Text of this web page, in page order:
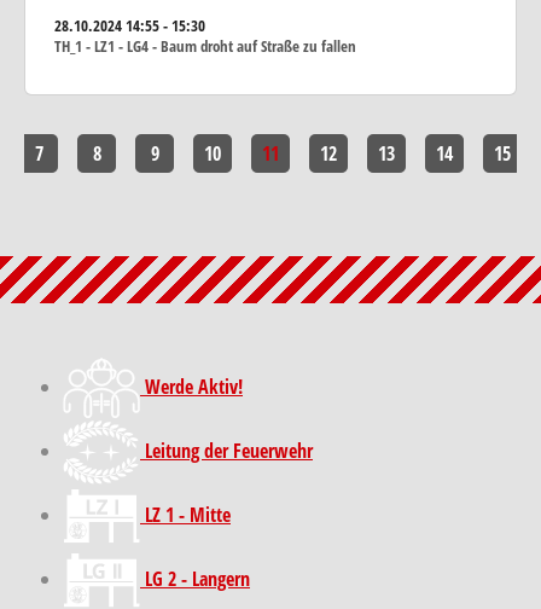
28.10.202414:55 - 15:30
TH_1 - LZ1 - LG4 - Baum droht auf Straße zu fallen
7 8 9 10 11 12 13 14 15
Werde Aktiv!
Leitung der Feuerwehr
LZ 1 - Mitte
LG 2 - Langern